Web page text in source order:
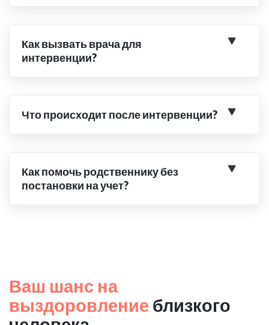
Как вызвать врача для
интервенции?
Что происходит после интервенции?
Как помочь родственнику без
постановки на учет?
Ваш шанс на
выздоровление близкого